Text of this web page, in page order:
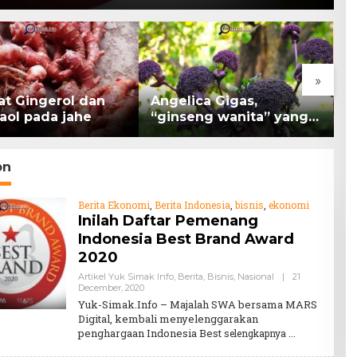
»
Gingerol dan
pada jahe
Angelica Gigas,
“ginseng wanita” yang
memiliki peran
Berita Ekonomi, Berita Indonesia,bisnis, ekonomi
Inilah Daftar Pemenang
Indonesia Best Brand Award
2020
Artikel Yuk Simak Info, Berita, Bisnis, Nasional |
21
December, 2020By
August
Yuk-Simak.Info – Majalah SWA bersama MARS
Digital, kembali menyelenggarakan
penghargaan Indonesia Bestselengkapnya